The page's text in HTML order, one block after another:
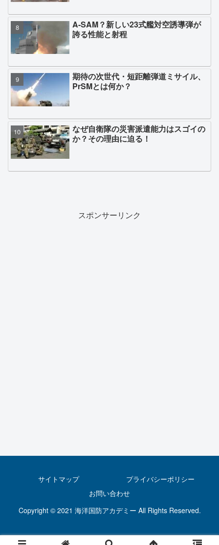
A-SAM？新しい23式艦対空誘導弾が
誇る性能と射程
期待の次世代・短距離弾道ミサイル、
PrSMとは何か？
なぜ自衛隊の災害派遣能力はスゴイの
か？その理由に迫る！
スポンサーリンク
サイトマップ
プライバシーポリシー
お問い合わせ
Copyright © 2021 海洋国防アカデミー All Rights Reserved.